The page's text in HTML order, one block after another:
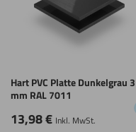
Hart PVC Platte Dunkelgrau 3
mm RAL 7011
13,98€ Inkl. MwSt.